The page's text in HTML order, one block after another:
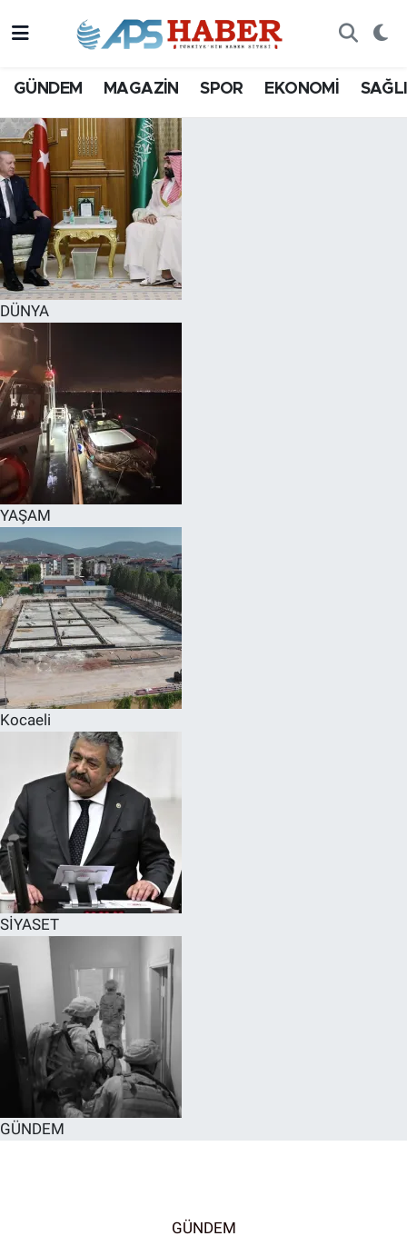
GÜNDEM MAGAZİN SPOR EKONOMİ
DÜNYA
YAŞAM
Kocaeli
SİYASET
GÜNDEM
GÜNDEM